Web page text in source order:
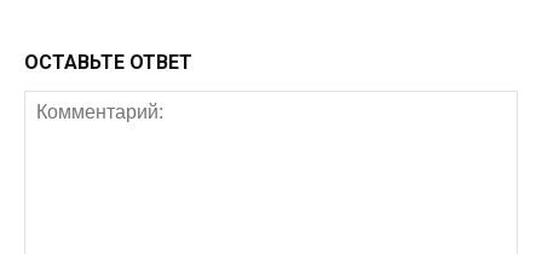
ОСТАВЬТЕ ОТВЕТ